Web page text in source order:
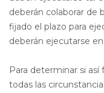
deberán colaborar de
fijado el plazo para
deberán ejecutarse
Para determinar si
todas las